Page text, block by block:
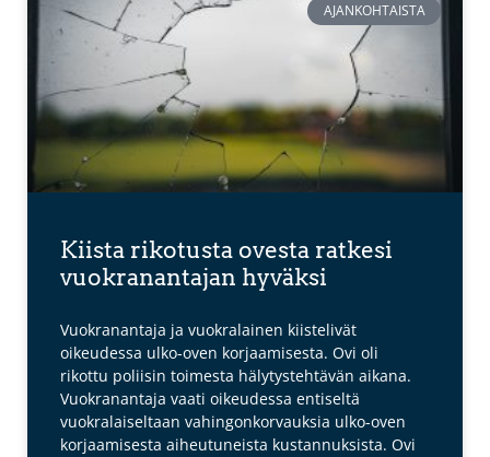
AJANKOHTAISTA
Kiista rikotusta ovesta ratkesi
vuokranantajan hyväksi
Vuokranantaja ja vuokralainen kiistelivät
oikeudessa ulko-oven korjaamisesta. Ovi oli
rikottu poliisin toimesta hälytystehtävän aikana.
Vuokranantaja vaati oikeudessa entiseltä
vuokralaiseltaan vahingonkorvauksia ulko-oven
korjaamisesta aiheutuneista kustannuksista. Ovi